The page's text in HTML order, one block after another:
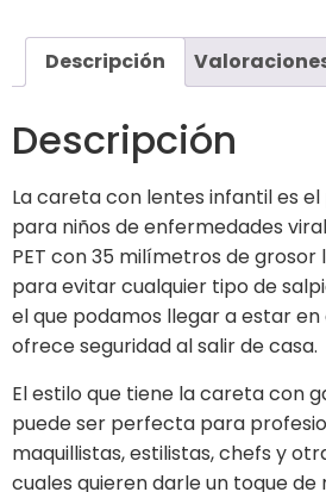
Descripción
Descripción
La careta con lentes infantil es
para niños de enfermedades
PET con 35 milímetros de
para evitar cualquier tipo de
el que podamos llegar a estar
ofrece seguridad al salir de casa.
El estilo que tiene la careta con
puede ser perfecta para
maquillistas, estilistas, chefs y
cuales quieren darle un toque de